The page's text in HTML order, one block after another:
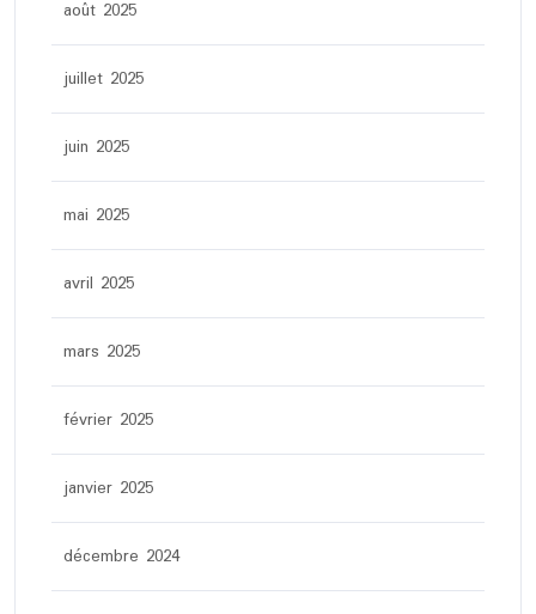
août 2025
juillet 2025
juin 2025
mai 2025
avril 2025
mars 2025
février 2025
janvier 2025
décembre 2024